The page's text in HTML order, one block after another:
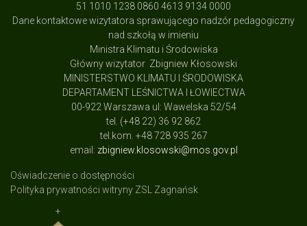
51 1010 1238 0860 4613 9134 0000
Dane kontaktowe wizytatora sprawującego nadzór pedagogiczny
nad szkołą w imieniu
Ministra Klimatu i Środowiska
Główny wizytator Zbigniew Kłosowski
MINISTERSTWO KLIMATU I ŚRODOWISKA
DEPARTAMENT LEŚNICTWA I ŁOWIECTWA
00-922 Warszawa ul: Wawelska 52/54
tel. (+48 22) 36 92 862
tel.kom. +48 728 935 267
email: zbigniew.klosowski@mos.gov.pl
Oświadczenie o dostępności
Polityka prywatności witryny ZSL Zagnańsk
+